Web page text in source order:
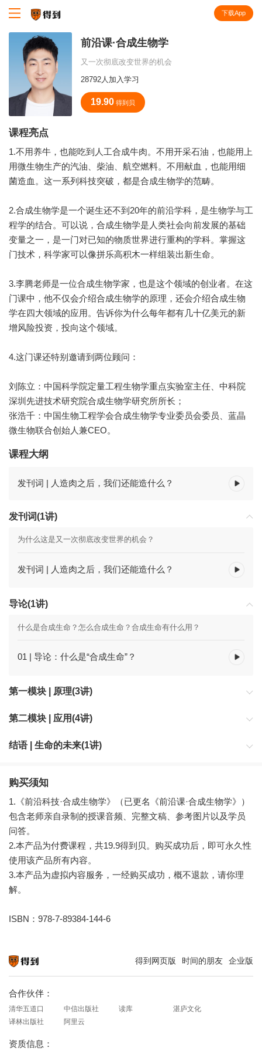
下载App
前沿课·合成生物学
又一次彻底改变世界的机会
28792人加入学习
19.90 得到贝
课程亮点
1.不用养牛，也能吃到人工合成牛肉。不用开采石油，也能用上
用微生物生产的汽油、柴油、航空燃料。不用献血，也能用细
菌造血。这一系列科技突破，都是合成生物学的范畴。
2.合成生物学是一个诞生还不到20年的前沿学科，是生物学与工
程学的结合。可以说，合成生物学是人类社会向前发展的基础
变量之一，是一门对已知的物质世界进行重构的学科。掌握这
门技术，科学家可以像拼乐高积木一样组装出新生命。
3.李腾老师是一位合成生物学家，也是这个领域的创业者。在这
门课中，他不仅会介绍合成生物学的原理，还会介绍合成生物
学在四大领域的应用。告诉你为什么每年都有几十亿美元的新
增风险投资，投向这个领域。
4.这门课还特别邀请到两位顾问：
刘陈立：中国科学院定量工程生物学重点实验室主任、中科院
深圳先进技术研究院合成生物学研究所所长；
张浩千：中国生物工程学会合成生物学专业委员会委员、蓝晶
微生物联合创始人兼CEO。
课程大纲
发刊词 | 人造肉之后，我们还能造什么？
发刊词(1讲)
为什么这是又一次彻底改变世界的机会？
发刊词 | 人造肉之后，我们还能造什么？
导论(1讲)
什么是合成生命？怎么合成生命？合成生命有什么用？
01 | 导论：什么是“合成生命”？
第一模块 | 原理(3讲)
用三个方法论还原设计生命的原理
第二模块 | 应用(4讲)
合成生命如何解决人类根本难题
结语 | 生命的未来(1讲)
购买须知
1.《前沿科技·合成生物学》（已更名《前沿课·合成生物学》）
包含老师亲自录制的授课音频、完整文稿、参考图片以及学员
问答。
2.本产品为付费课程，共19.9得到贝。购买成功后，即可永久性
使用该产品所有内容。
3.本产品为虚拟内容服务，一经购买成功，概不退款，请你理
解。
ISBN：978-7-89384-144-6
得到网页版 时间的朋友 企业版
合作伙伴：
清华五道口 中信出版社 读库
湛庐文化
译林出版社
阿里云
资质信息：